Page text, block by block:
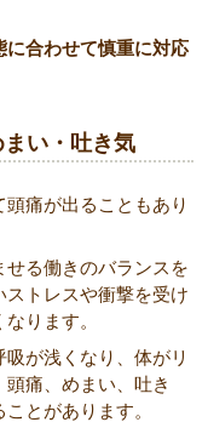
合わせて慎重に対応
い・吐き気
痛が出ることもあり
る働きのバランスを
トレスや衝撃を受け
ります。
が浅くなり、体がリ
痛、めまい、吐き
とがあります。